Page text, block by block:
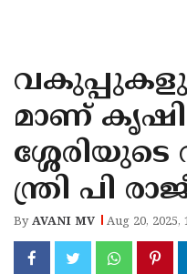
KANNUR
KASARAGOD
മാണ്
ശ്ശേരിയുടെ
ന്ത്രി പി
ByAVANI MV Aug 20, 2025,